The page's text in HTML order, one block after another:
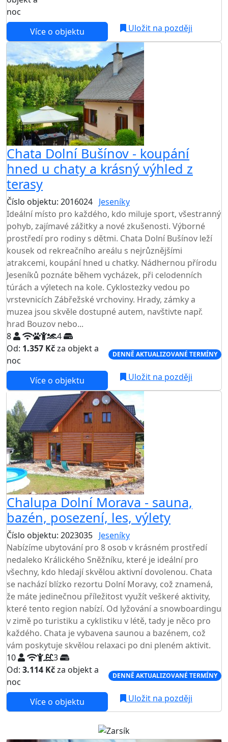
noc
Více o objektu
Uložit na později
Chata Dolní Bušínov - koupání
hned u chaty a krásný výhled z
terasy
Číslo objektu: 2016024 Jeseníky
Ideální místo pro každého, kdo miluje sport, všestranný
pohyb, zajímavé zážitky a nové zkušenosti. Výborné
prostředí pro rodiny s dětmi. Chata Dolní Bušínov leží
kousek od rekreačního areálu s nejrůznějšími
atrakcemi, koupání hned u chatky. Nádhernou přírodu
Jeseníků poznáte během vycházek, při celodenních
túrách a výletech na kole. Cyklostezky vedou po
vrstevnicích Zábřežské vrchoviny. Hrady, zámky a
muzea jsou skvěle dostupné autem, navštivte např.
hrad Bouzov nebo...
8
4
Od: 1.357 Kčza objekt a
noc
DENNĚ AKTUALIZOVANÉ TERMÍNY
Více o objektu Uložit na později
Chalupa Dolní Morava - sauna,
bazén, posezení, les, výlety
Číslo objektu: 2023035 Jeseníky
Nabízíme ubytování pro 8 osob v krásném prostředí
nedaleko Králického Sněžníku, které je ideální pro
všechny, kdo hledají skvělou aktivní dovolenou. Chata
se nachází blízko rezortu Dolní Moravy, což znamená,
že máte jedinečnou příležitost využít veškeré aktivity,
které tento region nabízí. Od lyžování a snowboardingu
v zimě po turistiku a cyklistiku v létě, tady je něco pro
každého. Chata je vybavena saunou a bazénem, což
vám poskytuje skvělou relaxaci po dni pleném aktivit.
10
3
Od: 3.114 Kčza objekt a
noc
DENNĚ AKTUALIZOVANÉ TERMÍNY
Více o objektu Uložit na později